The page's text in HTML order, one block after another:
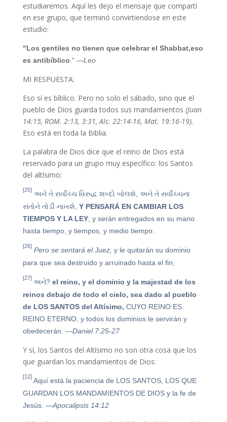
estudiaremos. Aquí les dejo el mensaje que compartí
en ese grupo, que terminó convirtiendose en este
estudio:
"Los gentiles no tienen que celebrar el Shabbat,eso
es antibíblico ." —Leo
MI RESPUESTA:
Eso sí es bíblico. Pero no solo el sábado, sino que el
pueblo de Dios guarda todos sus mandamientos (Juan
14:15, ROM. 2:13, 3:31, Alc. 22:14-16, Mat. 19:16-19).
Eso está en toda la Biblia.
La palabra de Dios dice que el reino de Dios está
reservado para un grupo muy específico: los Santos
del altísimo:
[25]અને તે સર્વોચ્ચ વિરુદ્ધ શબ્દો બોલશે, અને તે સર્વોચ્ચના
સંતોને તોડી નાખશે, Y PENSARÁ EN CAMBIAR LOS
TIEMPOS Y LA LEY; y serán entregados en su mano
hasta tiempo, y tiempos, y medio tiempo.
[26] Pero se sentará el Juez, y le quitarán su dominio
para que sea destruido y arruinado hasta el fin,
[27] અને? el reino, y el dominio y la majestad de los
reinos debajo de todo el cielo, sea dado al pueblo
de LOS SANTOS del Altísimo, CUYO REINO ES
REINO ETERNO, y todos los dominios le servirán y
obedecerán. —Daniel 7:25-27
Y sí, los Santos del Altísimo no son otra cosa que los
que guardan los mandamientos de Dios:
[12]Aquí está la paciencia de LOS SANTOS, LOS QUE
GUARDAN LOS MANDAMIENTOS DE DIOS y la fe de
Jesús. —Apocalipsis 14:12